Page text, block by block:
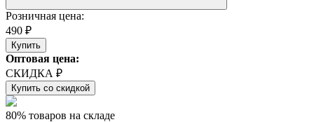
Розничная цена:
490 ₽
Купить
Оптовая цена:
СКИДКА ₽
Купить со скидкой
80% товаров на складе